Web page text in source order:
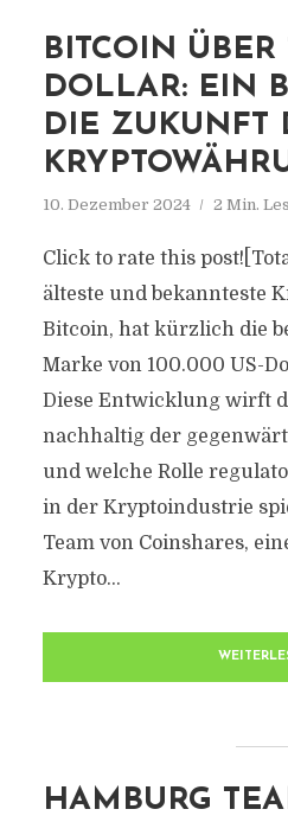
BITCOIN ÜBER
DOLLAR: EIN
DIE ZUKUNFT
10. Dezember 2024 2 Min.
Click to rate this
älteste und bekannteste
Bitcoin, hat kürzlich die
Marke von 100.000 US-
Diese Entwicklung wirft
nachhaltig der
und welche Rolle
in der Kryptoindustrie
Team von Coinshares,
Krypto...
HAMBURG